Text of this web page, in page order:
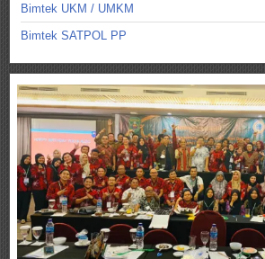
Bimtek UKM / UMKM
Bimtek SATPOL PP